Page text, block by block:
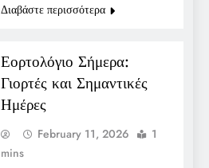
Διαβάστε περισσότερα
Εορτολόγιο Σήμερα:
Γιορτές και Σημαντικές
Ημέρες
February 11, 2026
1
mins